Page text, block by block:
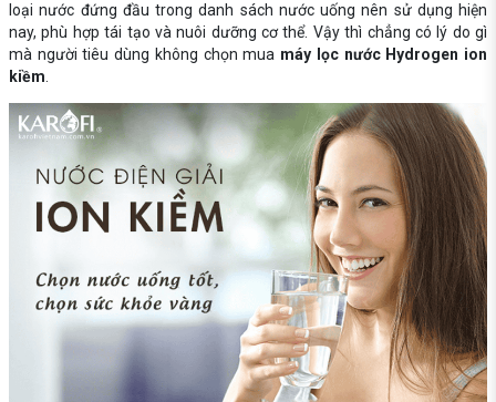
loại nước đứng đầu trong danh sách nước uống nên sử dụng hiện
nay, phù hợp tái tạo và nuôi dưỡng cơ thể. Vậy thì chẳng có lý do gì
mà người tiêu dùng không chọn mua máy lọc nước Hydrogen ion
kiềm.